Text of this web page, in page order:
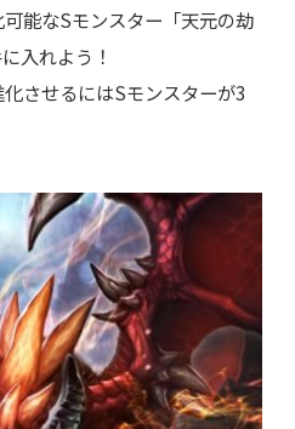
能なSモンスター「天元の劫
入れよう！
させるにはSモンスターが3